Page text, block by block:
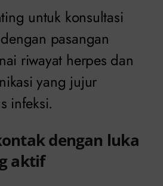
untuk konsultasi
pasangan
riwayat herpes dan
yang jujur
infeksi.
dengan luka
aktif